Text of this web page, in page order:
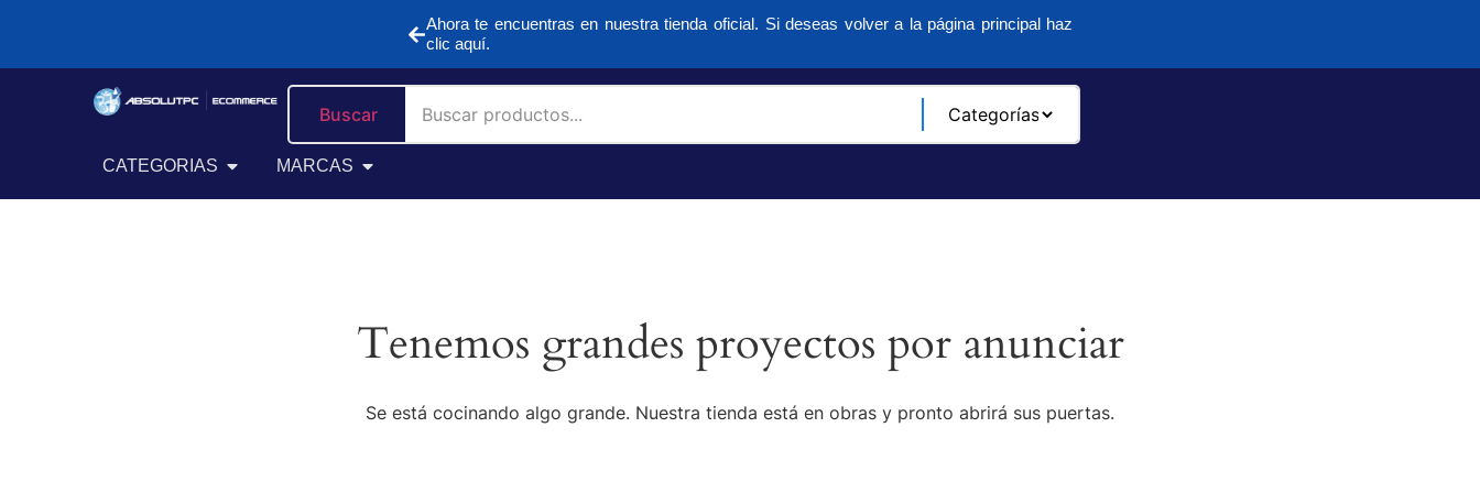
Ahora te encuentras en nuestra tienda oficial. Si deseas volver a la página principal haz
clic aquí.
CATEGORIAS MARCAS
Buscar
Tenemos grandes proyectos por anunciar
Se está cocinando algo grande. Nuestra tienda está en obras y pronto abrirá sus puertas.